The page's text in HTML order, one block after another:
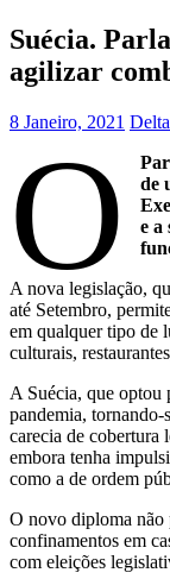
Suécia.
agilizar
8 Janeiro, 2021
O
de
e a
A nova legislação,
até Setembro,
em qualquer tipo de
culturais,
A Suécia, que optou
pandemia, tornando-
carecia de cobertura
embora tenha
como a de ordem
O novo diploma não
confinamentos em
com eleições